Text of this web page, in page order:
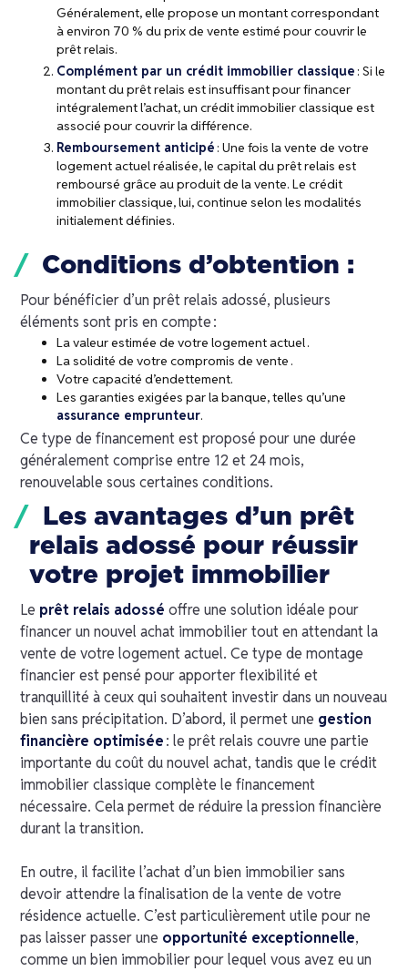
Généralement, elle propose un montant correspondant
à environ 70 % du prix de vente estimé pour couvrir le
prêt relais.
Complément par un crédit immobilier classique : Si le
montant du prêt relais est insuffisant pour financer
intégralement l’achat, un crédit immobilier classique est
associé pour couvrir la différence.
Remboursement anticipé : Une fois la vente de votre
logement actuel réalisée, le capital du prêt relais est
remboursé grâce au produit de la vente. Le crédit
immobilier classique, lui, continue selon les modalités
initialement définies.
Conditions d’obtention :
Pour bénéficier d’un prêt relais adossé, plusieurs
éléments sont pris en compte :
La valeur estimée de votre logement actuel .
La solidité de votre compromis de vente .
Votre capacité d’endettement.
Les garanties exigées par la banque, telles qu’une
assurance emprunteur.
Ce type de financement est proposé pour une durée
généralement comprise entre 12 et 24 mois,
renouvelable sous certaines conditions.
Les avantages d’un prêt
relais adossé pour réussir
votre projet immobilier
Le prêt relais adossé offre une solution idéale pour
financer un nouvel achat immobilier tout en attendant la
vente de votre logement actuel. Ce type de montage
financier est pensé pour apporter flexibilité et
tranquillité à ceux qui souhaitent investir dans un nouveau
bien sans précipitation. D’abord, il permet une gestion
financière optimisée: le prêt relais couvre une partie
importante du coût du nouvel achat, tandis que le crédit
immobilier classique complète le financement
nécessaire. Cela permet de réduire la pression financière
durant la transition.
En outre, il facilite l’achat d’un bien immobilier sans
devoir attendre la finalisation de la vente de votre
résidence actuelle. C’est particulièrement utile pour ne
pas laisser passer une opportunité exceptionnelle,
comme un bien immobilier pour lequel vous avez eu un